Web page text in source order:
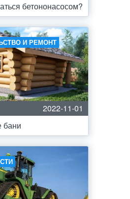
бетононасосом?
И РЕМОНТ
2022-11-01
бани